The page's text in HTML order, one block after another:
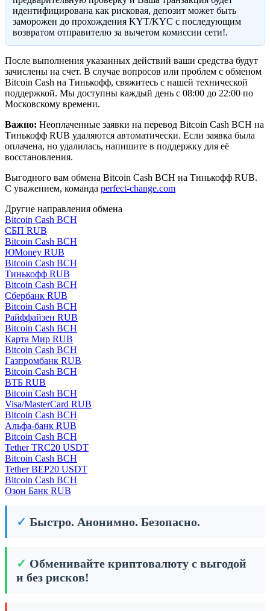
идентифицирована как рисковая, депозит может быть
заморожен до прохождения KYT/KYC с последующим
возвратом отправителю за вычетом комиссии сети!.
После выполнения указанных действий ваши средства будут
зачислены на счет. В случае вопросов или проблем с обменом
Bitcoin Cash на Тинькофф, свяжитесь с нашей технической
поддержкой. Мы доступны каждый день с 08:00 до 22:00 по
Московскому времени.
Важно: Неоплаченные заявки на перевод Bitcoin Cash BCH на
Тинькофф RUB удаляются автоматически. Если заявка была
оплачена, но удалилась, напишите в поддержку для её
восстановления.
Выгодного вам обмена Bitcoin Cash BCH на Тинькофф RUB.
С уважением, команда perfect-change.com
Другие направления обмена
Bitcoin Cash BCH
СБП RUB
Bitcoin Cash BCH
ЮMoney RUB
Bitcoin Cash BCH
Тинькофф RUB
Bitcoin Cash BCH
Сбербанк RUB
Bitcoin Cash BCH
Райффайзен RUB
Bitcoin Cash BCH
Карта Мир RUB
Bitcoin Cash BCH
Газпромбанк RUB
Bitcoin Cash BCH
ВТБ RUB
Bitcoin Cash BCH
Visa/MasterCard RUB
Bitcoin Cash BCH
Альфа-банк RUB
Bitcoin Cash BCH
Tether TRC20 USDT
Bitcoin Cash BCH
Tether BEP20 USDT
Bitcoin Cash BCH
Озон Банк RUB
✓ Быстро. Анонимно. Безопасно.
✓ Обменивайте криптовалюту с выгодой
и без рисков!